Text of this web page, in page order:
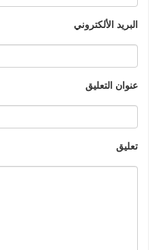
البريد الألكتروني
عنوان التعليق
تعليق